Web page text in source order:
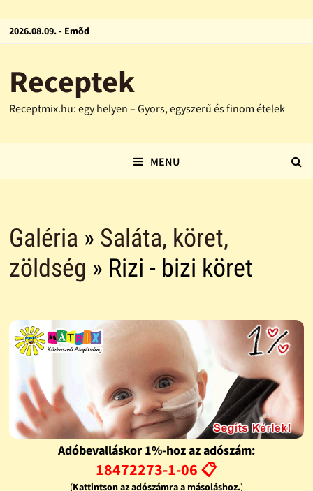
2026.08.09. - Emõd
Receptek
Receptmix.hu: egy helyen – Gyors, egyszerű és finom ételek
MENU
Galéria » Saláta, köret,
zöldség » Rizi - bizi köret
Adóbevalláskor 1%-hoz az adószám:
18472273-1-06 📋
(Kattintson az adószámra a másoláshoz.)